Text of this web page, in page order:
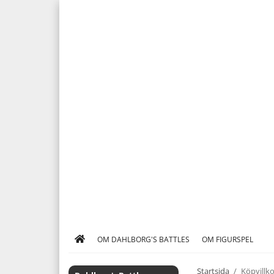
OM DAHLBORG'S BATTLES OM FIGURSPEL
Startsida /